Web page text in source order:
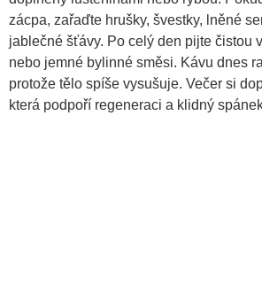
zácpa, zařaďte hrušky, švestky, lněné
jablečné šťávy. Po celý den pijte čistou
nebo jemné bylinné směsi. Kávu dnes
protože tělo spíše vysušuje. Večer si
která podpoří regeneraci a klidný